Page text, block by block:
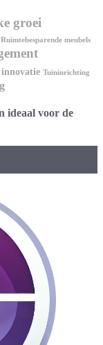
groei
Ruimtebesparende meubels
innovatie Tuininrichting
ideaal voor de